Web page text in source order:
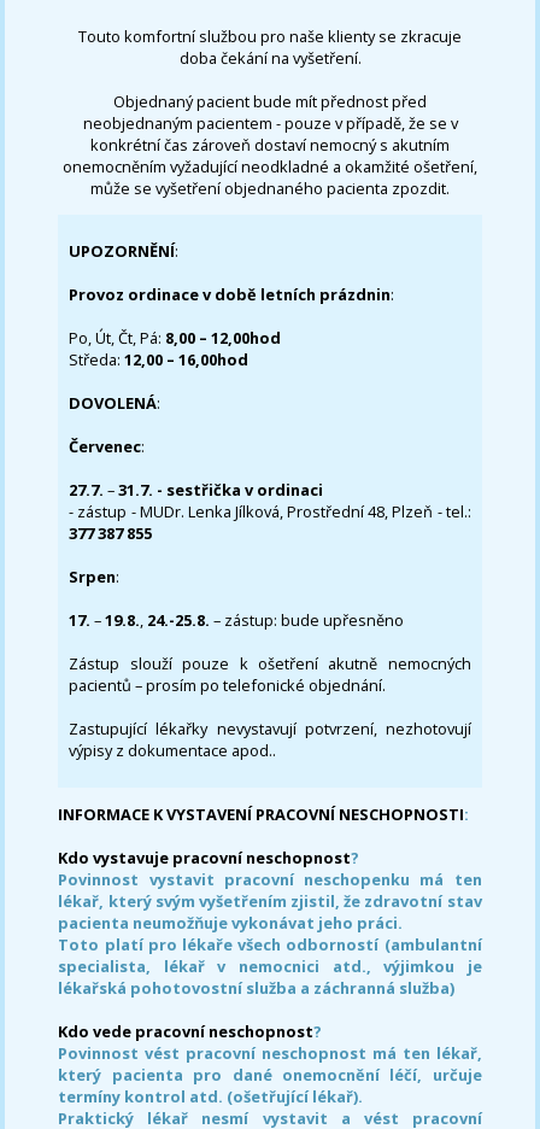
Touto komfortní službou pro naše klienty se zkracuje
doba čekání na vyšetření.
Objednaný pacient bude mít přednost před
neobjednaným pacientem - pouze v případě, že se v
konkrétní čas zároveň dostaví nemocný s akutním
onemocněním vyžadující neodkladné a okamžité ošetření,
může se vyšetření objednaného pacienta zpozdit.
UPOZORNĚNÍ:
Provoz ordinace v době letních prázdnin:
Po, Út, Čt, Pá: 8,00 – 12,00hod
Středa:12,00 – 16,00hod
DOVOLENÁ:
Červenec:
27.7.–31.7. - sestřička v ordinaci
- zástup - MUDr. Lenka Jílková, Prostřední 48, Plzeň - tel.:
377 387 855
Srpen:
17. –19.8., 24.-25.8. – zástup: bude upřesněno
Zástup slouží pouze k ošetření akutně nemocných
pacientů – prosím po telefonické objednání.
Zastupující lékařky nevystavují potvrzení, nezhotovují
výpisy z dokumentace apod..
INFORMACE K VYSTAVENÍ PRACOVNÍ NESCHOPNOSTI:
Kdo vystavuje pracovní neschopnost?
Povinnost vystavit pracovní neschopenku má ten
lékař, který svým vyšetřením zjistil, že zdravotní stav
pacienta neumožňuje vykonávat jeho práci.
Toto platí pro lékaře všech odborností (ambulantní
specialista, lékař v nemocnici atd., výjimkou je
lékařská pohotovostní služba a záchranná služba)
Kdo vede pracovní neschopnost?
Povinnost vést pracovní neschopnost má ten lékař,
který pacienta pro dané onemocnění léčí, určuje
termíny kontrol atd. (ošetřující lékař).
Praktický lékař nesmí vystavit a vést pracovní